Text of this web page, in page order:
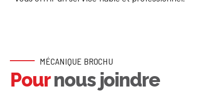
MÉCANIQUE BROCHU
Pour nous joindre